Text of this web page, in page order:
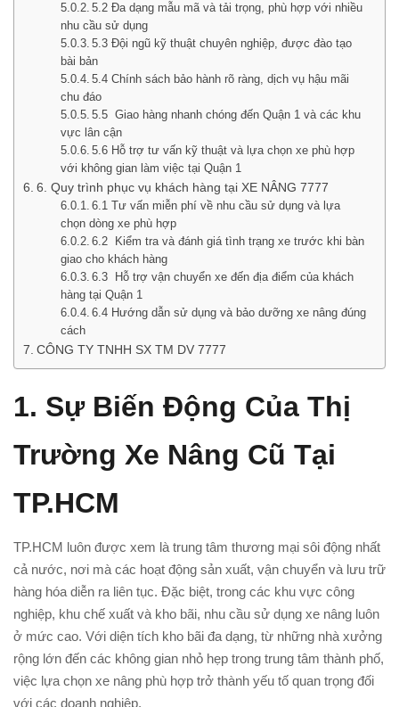
5.2 Đa dạng mẫu mã và tải trọng, phù hợp với nhiều
nhu cầu sử dụng
5.3 Đội ngũ kỹ thuật chuyên nghiệp, được đào tạo
bài bản
5.4 Chính sách bảo hành rõ ràng, dịch vụ hậu mãi
chu đáo
5.5 Giao hàng nhanh chóng đến Quận 1 và các khu
vực lân cận
5.6 Hỗ trợ tư vấn kỹ thuật và lựa chọn xe phù hợp
với không gian làm việc tại Quận 1
6. Quy trình phục vụ khách hàng tại XE NÂNG 7777
6.1 Tư vấn miễn phí về nhu cầu sử dụng và lựa
chọn dòng xe phù hợp
6.2 Kiểm tra và đánh giá tình trạng xe trước khi bàn
giao cho khách hàng
6.3 Hỗ trợ vận chuyển xe đến địa điểm của khách
hàng tại Quận 1
6.4 Hướng dẫn sử dụng và bảo dưỡng xe nâng đúng
cách
CÔNG TY TNHH SX TM DV 7777
1. Sự Biến Động Của Thị
Trường Xe Nâng Cũ Tại
TP.HCM
TP.HCM luôn được xem là trung tâm thương mại sôi động nhất
cả nước, nơi mà các hoạt động sản xuất, vận chuyển và lưu trữ
hàng hóa diễn ra liên tục. Đặc biệt, trong các khu vực công
nghiệp, khu chế xuất và kho bãi, nhu cầu sử dụng xe nâng luôn
ở mức cao. Với diện tích kho bãi đa dạng, từ những nhà xưởng
rộng lớn đến các không gian nhỏ hẹp trong trung tâm thành phố,
việc lựa chọn xe nâng phù hợp trở thành yếu tố quan trọng đối
với các doanh nghiệp.